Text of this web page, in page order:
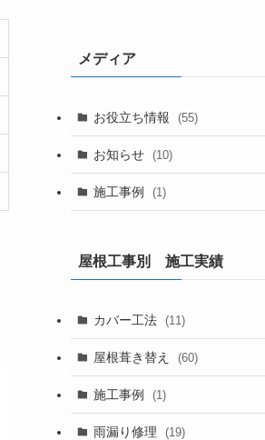
メディア
お役立ち情報 (55)
お知らせ (10)
施工事例 (1)
屋根工事別 施工実績
カバー工法 (11)
屋根葺き替え (60)
施工事例 (1)
雨漏り修理 (19)